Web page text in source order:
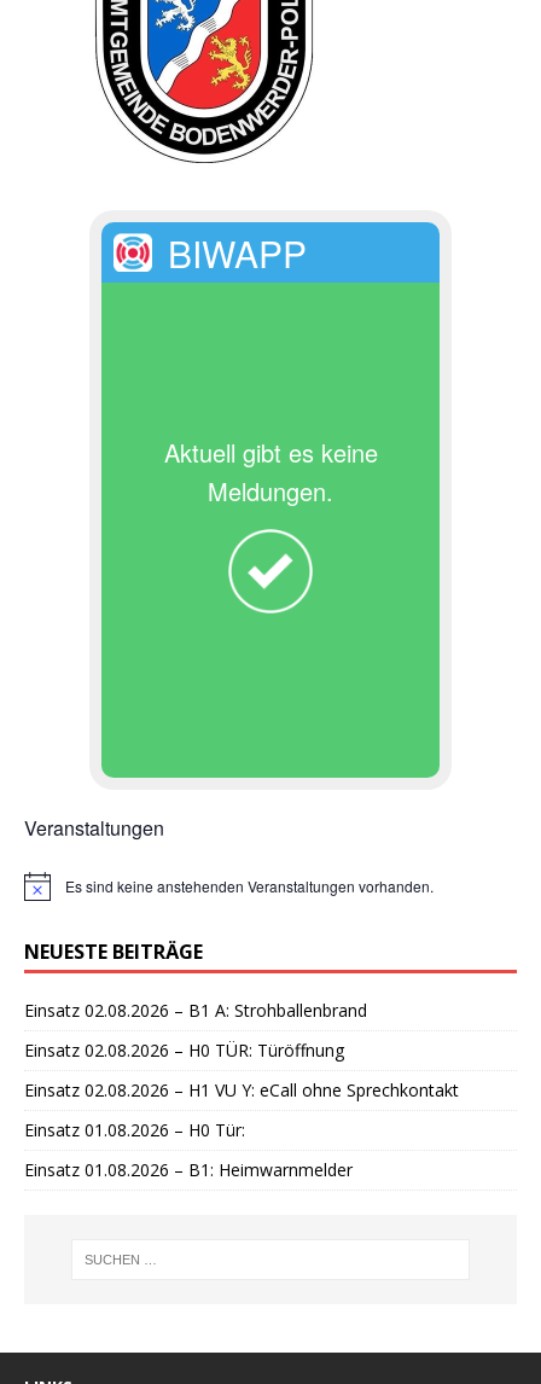
BIWAPP
Aktuell gibt es keine
Meldungen.
Veranstaltungen
H
w
e
s
Es sind keine anstehenden Veranstaltungen vorhanden.
NEUESTE BEITRÄGE
Einsatz 02.08.2026 – B1 A: Strohballenbrand
Einsatz 02.08.2026 – H0 TÜR: Türöffnung
Einsatz 02.08.2026 – H1 VU Y: eCall ohne Sprechkontakt
Einsatz 01.08.2026 – H0 Tür:
Einsatz 01.08.2026 – B1: Heimwarnmelder